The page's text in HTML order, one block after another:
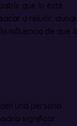
que lo esté
a relucir,
influencia de que
una persona
significar